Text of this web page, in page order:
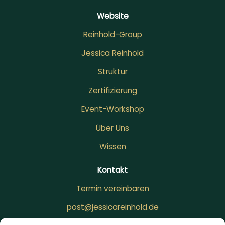
Website
Reinhold-Group
Jessica Reinhold
Struktur
Zertifizierung
Event-Workshop
Über Uns
Wissen
Kontakt
Termin vereinbaren
post@jessicareinhold.de